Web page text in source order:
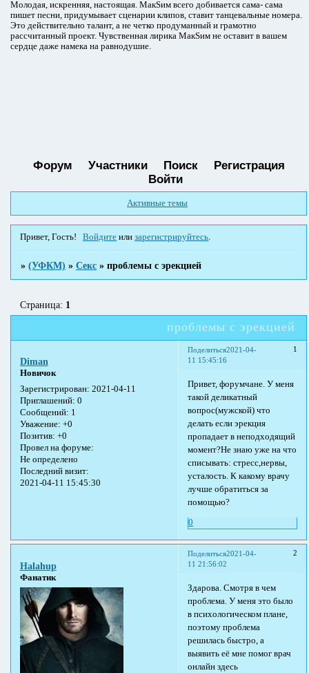
Молодая, искренняя, настоящая. МакSим всего добивается сама- сама
пишет песни, придумывает сценарии клипов, ставит танцевальные номера.
Это действительно талант, а не четко продуманный и грамотно
рассчитанный проект. Чувственная лирика МакSим не оставит в вашем
сердце даже намека на равнодушие.
Форум Участники Поиск
Регистрация
Войти
Активные темы
Привет, Гость! Войдите илизарегистрируйтесь
»(УФКМ) »Секс »проблемы с эрекцией
проблемы с эрекцией
Страница: 1
Поделиться 1
2021-04-
11 15:45:16
Diman
Новичок
Зарегистрирован: 2021-04-11
Приглашений: 0
Сообщений: 1
Уважение: +0
Позитив: +0
Провел на форуме:
Не определено
Последний визит:
2021-04-11 15:45:30
Привет, форумчане. У меня
такой деликатный
вопрос(мужской) что
делать если эрекция
пропадает в неподходящий
момент?Не знаю уже на что
списывать: стресс,нервы,
усталость. К какому врачу
лучше обратиться за
помощью?
0
Поделиться 2
2021-04-
11 21:56:02
Halahup
Фанатик
Здарова. Смотря в чем
проблема. У меня это было
в психологическом плане,
поэтому проблема
решилась быстро, а
выявить её мне помог врач
онлайн здесь